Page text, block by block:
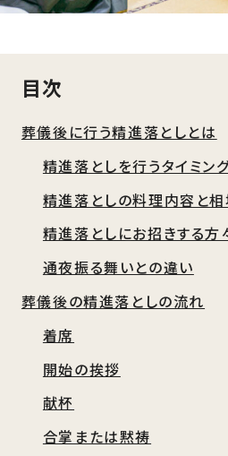
目次
葬儀後に行う精進落としとは
精進落としを行うタイミン
精進落としの料理内容と相
精進落としにお招きする方
通夜振る舞いとの違い
葬儀後の精進落としの流れ
着席
開始の挨拶
献杯
合掌または黙祷